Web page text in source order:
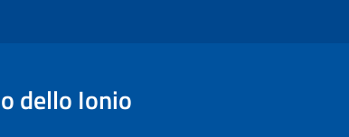
dello Ionio